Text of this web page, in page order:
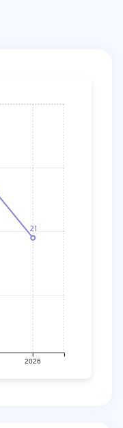
21
2026